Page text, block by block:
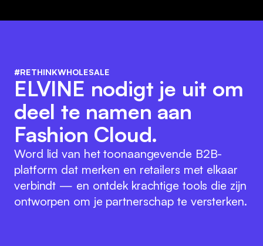
#RETHINKWHOLESALE
ELVINE nodigt je uit om
deel te namen aan
Fashion Cloud.
Word lid van het toonaangevende B2B-
platform dat merken en retailers met elkaar
verbindt — en ontdek krachtige tools die zijn
ontworpen om je partnerschap te versterken.